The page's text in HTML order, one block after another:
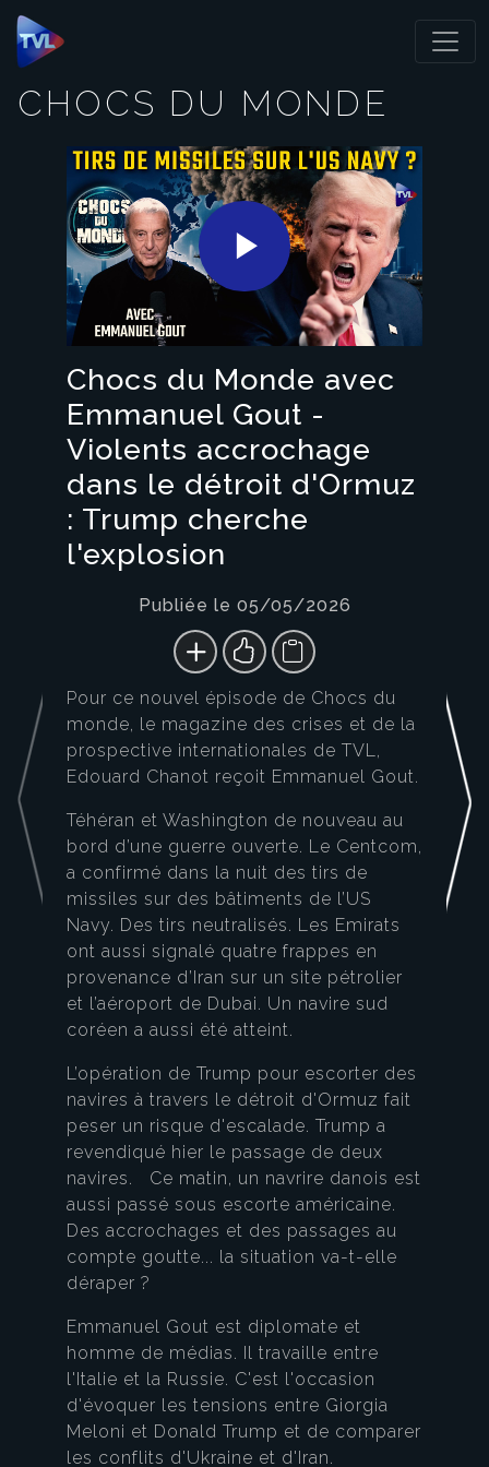
Panneau de gestion des cookies
CHOCS DU MONDE
Play
Video
Chocs du Monde avec
Emmanuel Gout -
Violents accrochage
dans le détroit d'Ormuz
: Trump cherche
l'explosion
Publiée le 05/05/2026
Pour ce nouvel épisode de Chocs du
monde, le magazine des crises et de la
prospective internationales de TVL,
Edouard Chanot reçoit Emmanuel Gout.
Téhéran et Washington de nouveau au
bord d’une guerre ouverte. Le Centcom,
a confirmé dans la nuit des tirs de
missiles sur des bâtiments de l’US
Navy. Des tirs neutralisés. Les Emirats
ont aussi signalé quatre frappes en
provenance d’Iran sur un site pétrolier
et l’aéroport de Dubai. Un navire sud
coréen a aussi été atteint.
L’opération de Trump pour escorter des
navires à travers le détroit d'Ormuz fait
peser un risque d'escalade. Trump a
revendiqué hier le passage de deux
navires. Ce matin, un navrire danois est
aussi passé sous escorte américaine.
Des accrochages et des passages au
compte goutte... la situation va-t-elle
déraper ?
Emmanuel Gout est diplomate et
homme de médias. Il travaille entre
l'Italie et la Russie. C'est l'occasion
d'évoquer les tensions entre Giorgia
Meloni et Donald Trump et de comparer
les conflits d'Ukraine et d'Iran.